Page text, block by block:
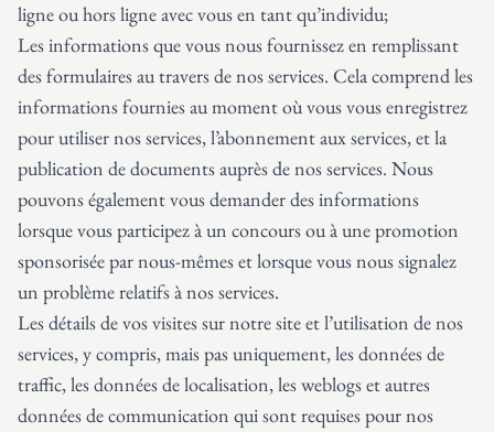
ligne ou hors ligne avec vous en tant qu’individu;
Les informations que vous nous fournissez en remplissant
des formulaires au travers de nos services. Cela comprend les
informations fournies au moment où vous vous enregistrez
pour utiliser nos services, l’abonnement aux services, et la
publication de documents auprès de nos services. Nous
pouvons également vous demander des informations
lorsque vous participez à un concours ou à une promotion
sponsorisée par nous-mêmes et lorsque vous nous signalez
un problème relatifs à nos services.
Les détails de vos visites sur notre site et l’utilisation de nos
services, y compris, mais pas uniquement, les données de
traffic, les données de localisation, les weblogs et autres
données de communication qui sont requises pour nos